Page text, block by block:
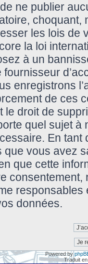
ne publier
choquant,
les lois de
la loi
à un
enregistrons
de ces
le droit de
quel sujet à
En tant
que vous avez
que cette
données.
Powered by
Traduit